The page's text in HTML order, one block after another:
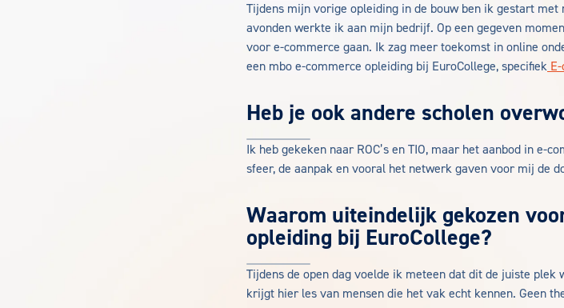
Tijdens mijn vorige opleiding in de bouw ben ik gestart
avonden werkte ik aan mijn bedrijf. Op een gegeven
voor e-commerce gaan. Ik zag meer toekomst in online
een mbo e-commerce opleiding bij EuroCollege, specifiek
Heb je ook andere scholen
Ik heb gekeken naar ROC’s en TIO, maar het aanbod in e-
sfeer, de aanpak en vooral het netwerk gaven voor mij de
Waarom uiteindelijk gekozen
opleiding bij EuroCollege?
Tijdens de open dag voelde ik meteen dat dit de juiste plek
krijgt hier les van mensen die het vak echt kennen. Geen